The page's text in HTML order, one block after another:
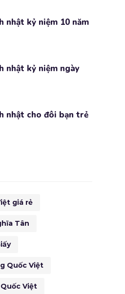
nhật kỷ niệm 10 năm
nhật kỷ niệm ngày
nhật cho đôi bạn trẻ
giá rẻ
Tân
Quốc Việt
Việt